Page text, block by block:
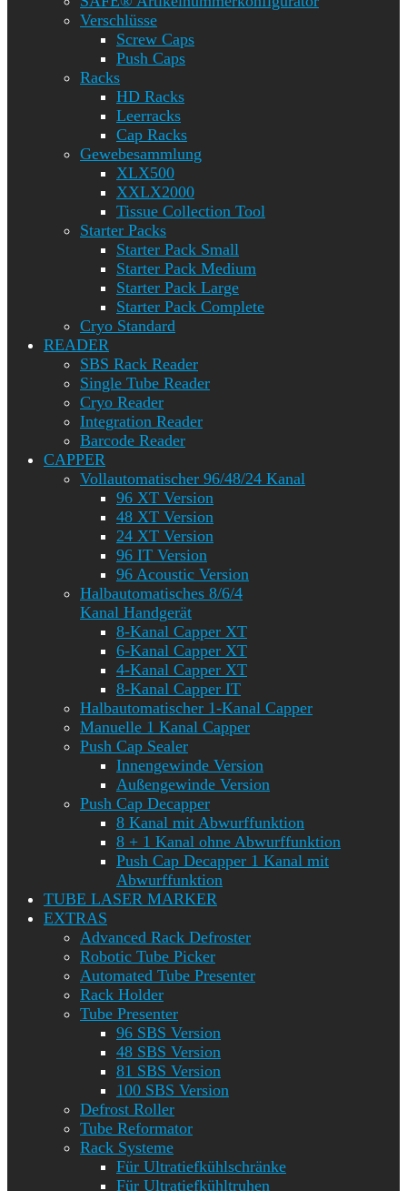
Verschlüsse
Screw Caps
Push Caps
Racks
HD Racks
Leerracks
Cap Racks
Gewebesammlung
XLX500
XXLX2000
Tissue Collection Tool
Starter Packs
Starter Pack Small
Starter Pack Medium
Starter Pack Large
Starter Pack Complete
Cryo Standard
READER
SBS Rack Reader
Single Tube Reader
Cryo Reader
Integration Reader
Barcode Reader
CAPPER
Vollautomatischer 96/48/24 Kanal
96 XT Version
48 XT Version
24 XT Version
96 IT Version
96 Acoustic Version
Halbautomatisches 8/6/4
Kanal Handgerät
8-Kanal Capper XT
6-Kanal Capper XT
4-Kanal Capper XT
8-Kanal Capper IT
Halbautomatischer 1-Kanal Capper
Manuelle 1 Kanal Capper
Push Cap Sealer
Innengewinde Version
Außengewinde Version
Push Cap Decapper
8 Kanal mit Abwurffunktion
8 + 1 Kanal ohne Abwurffunktion
Push Cap Decapper 1 Kanal mit
Abwurffunktion
TUBE LASER MARKER
EXTRAS
Advanced Rack Defroster
Robotic Tube Picker
Automated Tube Presenter
Rack Holder
Tube Presenter
96 SBS Version
48 SBS Version
81 SBS Version
100 SBS Version
Defrost Roller
Tube Reformator
Rack Systeme
Für Ultratiefkühlschränke
Für Ultratiefkühltruhen